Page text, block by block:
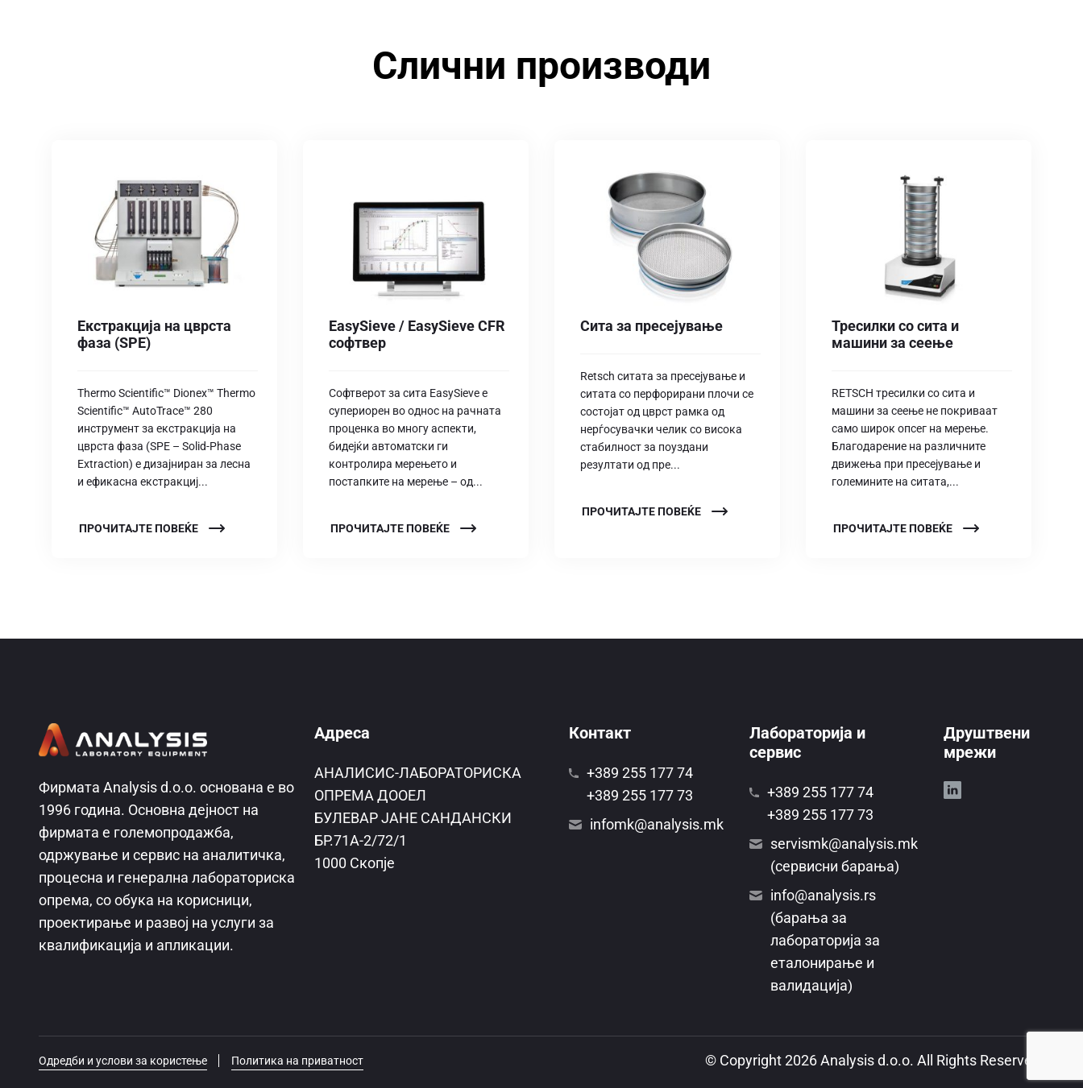
Слични производи
Екстракција на цврста
фаза (SPE)
Thermo Scientific™ Dionex™ Thermo
Scientific™ AutoTrace™ 280
инструмент за екстракција на
цврста фаза (SPE – Solid-Phase
Extraction) е дизајниран за лесна
и ефикасна екстракциј...
ПРОЧИТАЈТЕ ПОВЕЌЕ
EasySieve / EasySieve CFR
софтвер
Софтверот за сита EasySieve е
супериорен во однос на рачната
проценка во многу аспекти,
бидејќи автоматски ги
контролира мерењето и
постапките на мерење – од...
ПРОЧИТАЈТЕ ПОВЕЌЕ
Сита за пресејување
Retsch ситата за пресејување и
ситата со перфорирани плочи се
состојат од цврст рамка од
нерѓосувачки челик со висока
стабилност за поуздани
резултати од пре...
ПРОЧИТАЈТЕ ПОВЕЌЕ
Тресилки со сита и
машини за сеење
RETSCH тресилки со сита и
машини за сеење не покриваат
само широк опсег на мерење.
Благодарение на различните
движења при пресејување и
големините на ситата,...
ПРОЧИТАЈТЕ ПОВЕЌЕ
Фирмата Analysis d.o.o. основана е во
1996 година. Основна дејност на
фирмата е големопродажба,
одржување и сервис на аналитичка,
процесна и генерална лабораториска
опрема, со обука на корисници,
проектирање и развој на услуги за
квалификација и апликации.
Адреса
AНАЛИСИС-ЛАБОРАТОРИСКА
ОПРЕМА ДООЕЛ
БУЛЕВАР ЈАНЕ САНДАНСКИ
БР.71А-2/72/1
1000 Скопје
Контакт
+389 255 177 74
+389 255 177 73
infomk@analysis.mk
Лабораторија и
сервис
+389 255 177 74
+389 255 177 73
servismk@analysis.mk
(сервисни барања)
info@analysis.rs
(барања за
лабораторија за
еталонирање и
валидација)
Друштвени
мрежи
Одредби и услови за користење Политика на приватност © Copyright 2026 Analysis d.o.o. All Rights Reserved.